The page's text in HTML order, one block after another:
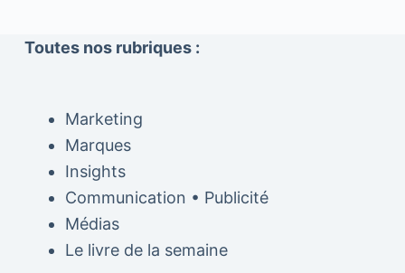
Toutes nos rubriques :
Marketing
Marques
Insights
Communication • Publicité
Médias
Le livre de la semaine